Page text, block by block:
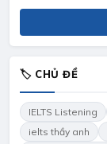
🏷 CHỦ ĐỀ
IELTS Listening
ielts thầy anh